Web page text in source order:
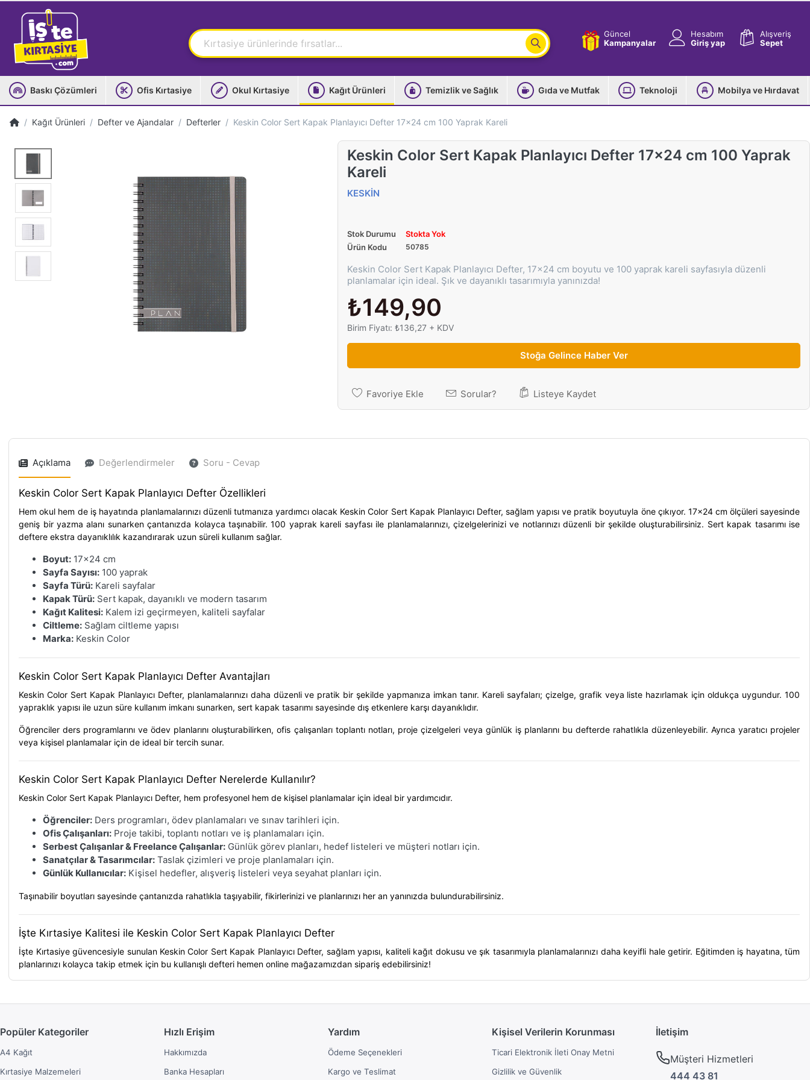
Güncel
Kampanyalar
Hesabım
Giriş yap
Alışveriş
Sepet
Baskı Çözümleri Ofis Kırtasiye Okul Kırtasiye Kağıt Ürünleri Temizlik ve Sağlık Gıda ve Mutfak Teknoloji Mobilya ve Hırdavat
Kağıt Ürünleri Defter ve Ajandalar Defterler Keskin Color Sert Kapak Planlayıcı Defter 17x24 cm 100 Yaprak Kareli
Keskin Color Sert Kapak Planlayıcı Defter 17x24 cm 100 Yaprak
Kareli
KESKİN
Stok Durumu
Stokta Yok
Ürün Kodu
50785
Keskin Color Sert Kapak Planlayıcı Defter, 17x24 cm boyutu ve 100 yaprak kareli sayfasıyla düzenli
planlamalar için ideal. Şık ve dayanıklı tasarımıyla yanınızda!
₺149,90
Birim Fiyatı: ₺136,27 + KDV
Stoğa Gelince Haber Ver
Favoriye Ekle Sorular? Listeye Kaydet
Açıklama Değerlendirmeler Soru - Cevap
Keskin Color Sert Kapak Planlayıcı Defter Özellikleri
Hem okul hem de iş hayatında planlamalarınızı düzenli tutmanıza yardımcı olacak Keskin Color Sert Kapak Planlayıcı Defter, sağlam yapısı ve pratik boyutuyla öne çıkıyor. 17x24 cm ölçüleri sayesinde
geniş bir yazma alanı sunarken çantanızda kolayca taşınabilir. 100 yaprak kareli sayfası ile planlamalarınızı, çizelgelerinizi ve notlarınızı düzenli bir şekilde oluşturabilirsiniz. Sert kapak tasarımı ise
deftere ekstra dayanıklılık kazandırarak uzun süreli kullanım sağlar.
Boyut: 17x24 cm
Sayfa Sayısı: 100 yaprak
Sayfa Türü: Kareli sayfalar
Kapak Türü: Sert kapak, dayanıklı ve modern tasarım
Kağıt Kalitesi: Kalem izi geçirmeyen, kaliteli sayfalar
Ciltleme: Sağlam ciltleme yapısı
Marka: Keskin Color
Keskin Color Sert Kapak Planlayıcı Defter Avantajları
Keskin Color Sert Kapak Planlayıcı Defter, planlamalarınızı daha düzenli ve pratik bir şekilde yapmanıza imkan tanır. Kareli sayfaları; çizelge, grafik veya liste hazırlamak için oldukça uygundur. 100
yapraklık yapısı ile uzun süre kullanım imkanı sunarken, sert kapak tasarımı sayesinde dış etkenlere karşı dayanıklıdır.
Öğrenciler ders programlarını ve ödev planlarını oluşturabilirken, ofis çalışanları toplantı notları, proje çizelgeleri veya günlük iş planlarını bu defterde rahatlıkla düzenleyebilir. Ayrıca yaratıcı projeler
veya kişisel planlamalar için de ideal bir tercih sunar.
Keskin Color Sert Kapak Planlayıcı Defter Nerelerde Kullanılır?
Keskin Color Sert Kapak Planlayıcı Defter, hem profesyonel hem de kişisel planlamalar için ideal bir yardımcıdır.
Öğrenciler: Ders programları, ödev planlamaları ve sınav tarihleri için.
Ofis Çalışanları: Proje takibi, toplantı notları ve iş planlamaları için.
Serbest Çalışanlar & Freelance Çalışanlar: Günlük görev planları, hedef listeleri ve müşteri notları için.
Sanatçılar & Tasarımcılar: Taslak çizimleri ve proje planlamaları için.
Günlük Kullanıcılar: Kişisel hedefler, alışveriş listeleri veya seyahat planları için.
Taşınabilir boyutları sayesinde çantanızda rahatlıkla taşıyabilir, fikirlerinizi ve planlarınızı her an yanınızda bulundurabilirsiniz.
İşte Kırtasiye Kalitesi ile Keskin Color Sert Kapak Planlayıcı Defter
İşte Kırtasiyegüvencesiyle sunulan Keskin Color Sert Kapak Planlayıcı Defter, sağlam yapısı, kaliteli kağıt dokusu ve şık tasarımıyla planlamalarınızı daha keyifli hale getirir. Eğitimden iş hayatına, tüm
planlarınızı kolayca takip etmek için bu kullanışlı defteri hemen online mağazamızdan sipariş edebilirsiniz!
Popüler Kategoriler
A4 Kağıt
Kırtasiye Malzemeleri
Hızlı Erişim
Hakkımızda
Banka Hesapları
Yardım
Ödeme Seçenekleri
Kargo ve Teslimat
Kişisel Verilerin Korunması
Ticari Elektronik İleti Onay Metni
Gizlilik ve Güvenlik
İletişim
Müşteri Hizmetleri
444 43 81